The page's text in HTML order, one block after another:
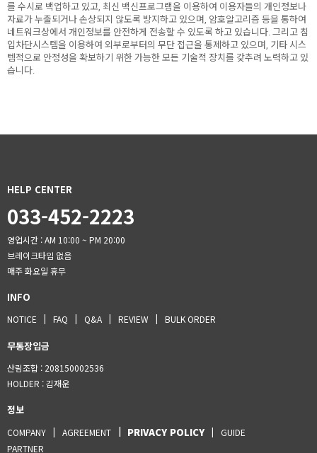
를 수시로 백업하고 있고, 최신 백신프로그램을 이용하여 이용자들의 개인정보나
자료가 누출되거나 손상되지 않도록 방지하고 있으며, 암호알고리즘 등을 통하여
네트워크상에서 개인정보를 안전하게 전송할 수 있도록 하고 있습니다. 그리고 침
입차단시스템을 이용하여 외부로부터의 무단 접근을 통제하고 있으며, 기타 시스
템적으로 안정성을 확보하기 위한 가능한 모든 기술적 장치를 갖추려 노력하고 있
습니다.
HELP CENTER
033-452-2223
영업시간 : AM 10:00 ~ PM 20:00
브레이크타임 없음
매주 화요일 휴무
INFO
NOTICE FAQ Q&A REVIEW BULK ORDER
무통장입금
산림조합 : 208150002536
HOLDER : 김재운
정보
COMPANY AGREEMENT PRIVACY POLICY
GUIDE
PARTNER